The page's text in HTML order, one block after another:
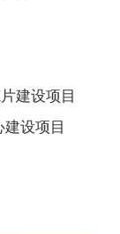
建设项目
设项目